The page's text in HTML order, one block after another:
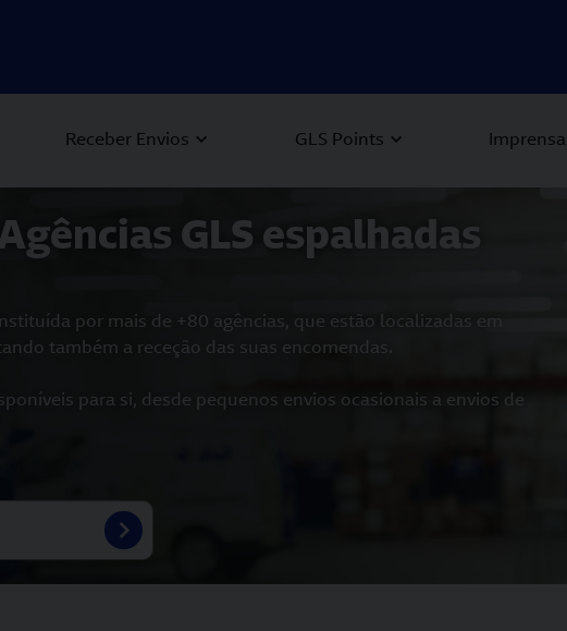
Receber Envios GLS Points Imprensa
GLS espalhadas
por mais de +80 agências, que estão localizadas em
também a receção das suas encomendas.
para si, desde pequenos envios ocasionais a envios de